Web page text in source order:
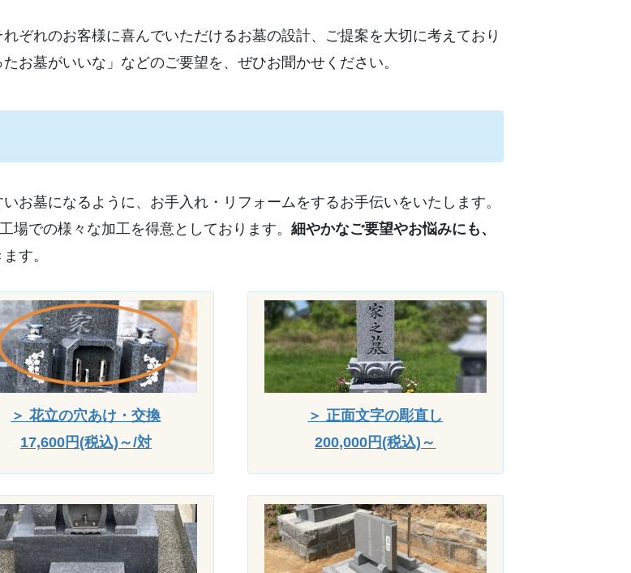
ぞれのお客様に喜んでいただけるお墓の設計、ご提案を大切に考えており
お墓がいいな」などのご要望を、ぜひお聞かせください。
お墓になるように、お手入れ・リフォームをするお手伝いをいたします。
場での様々な加工を得意としております。 細やかなご要望やお悩みにも、
す。
＞ 花立の穴あけ・交換
17,600円(税込)～/対
＞ 正面文字の彫直し
200,000円(税込)～